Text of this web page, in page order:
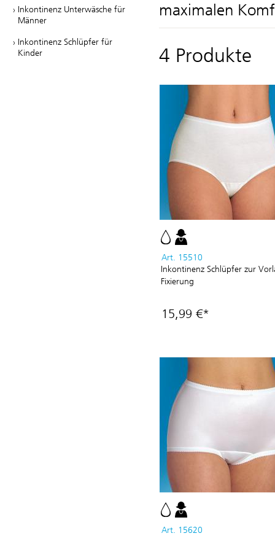
Inkontinenz Unterwäsche für
Männer
Inkontinenz Schlüpfer für
Kinder
maximalen
4 Produkte
Art. 15510
Inkontinenz Schlüpfer zur
Fixierung
15,99 €*
Art. 15620